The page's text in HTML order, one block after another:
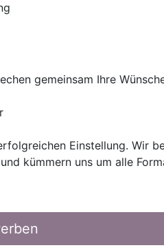
gemeinsam Ihre
Einstellung. Wir
kümmern uns um alle